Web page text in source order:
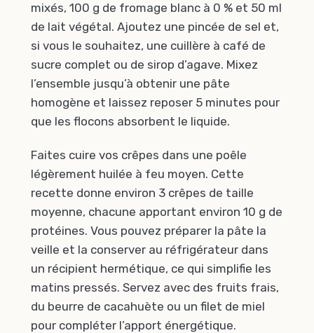
mixés, 100 g de fromage blanc à 0 % et 50 ml
de lait végétal. Ajoutez une pincée de sel et,
si vous le souhaitez, une cuillère à café de
sucre complet ou de sirop d’agave. Mixez
l’ensemble jusqu’à obtenir une pâte
homogène et laissez reposer 5 minutes pour
que les flocons absorbent le liquide.
Faites cuire vos crêpes dans une poêle
légèrement huilée à feu moyen. Cette
recette donne environ 3 crêpes de taille
moyenne, chacune apportant environ 10 g de
protéines. Vous pouvez préparer la pâte la
veille et la conserver au réfrigérateur dans
un récipient hermétique, ce qui simplifie les
matins pressés. Servez avec des fruits frais,
du beurre de cacahuète ou un filet de miel
pour compléter l’apport énergétique.